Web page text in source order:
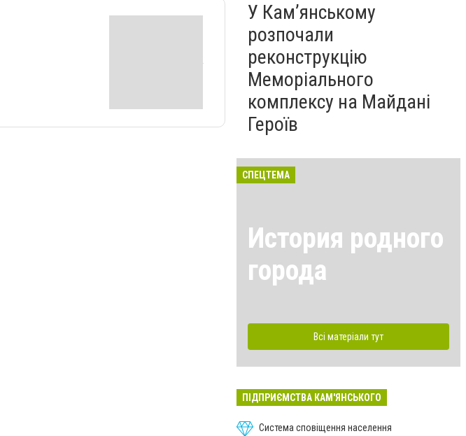
У Кам’янському
розпочали
реконструкцію
Меморіального
комплексу на Майдані
Героїв
СПЕЦТЕМА
История родного
города
Всі матеріали тут
ПІДПРИЄМСТВА КАМ'ЯНСЬКОГО
Система сповіщення населення